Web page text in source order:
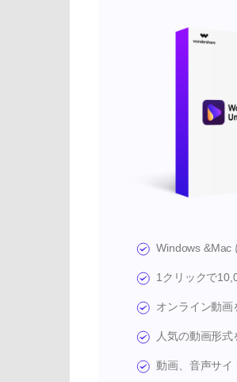
Windows &Mac
1クリックで
オンライン動
人気の動画形
動画、音声サイ